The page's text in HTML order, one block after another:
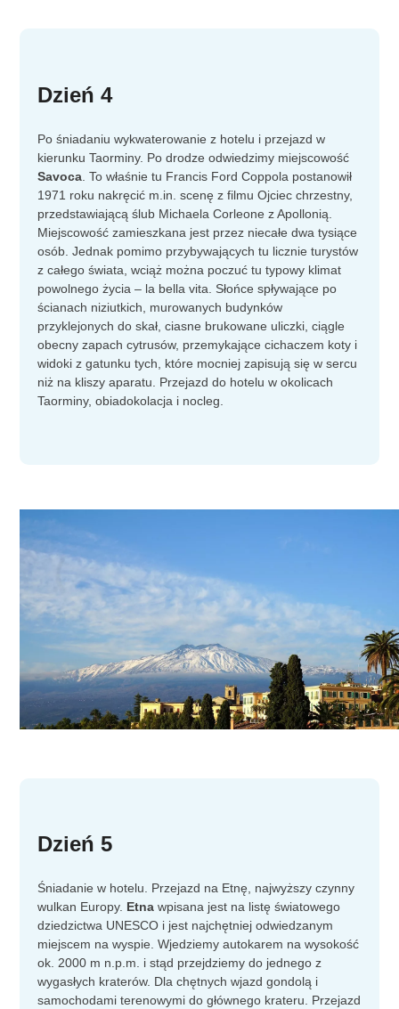
Dzień 4
Po śniadaniu wykwaterowanie z hotelu i przejazd w
kierunku Taorminy. Po drodze odwiedzimy miejscowość
Savoca . To właśnie tu Francis Ford Coppola postanowił
1971 roku nakręcić m.in. scenę z filmu Ojciec chrzestny,
przedstawiającą ślub Michaela Corleone z Apollonią.
Miejscowość zamieszkana jest przez niecałe dwa tysiące
osób. Jednak pomimo przybywających tu licznie turystów
z całego świata, wciąż można poczuć tu typowy klimat
powolnego życia – la bella vita. Słońce spływające po
ścianach niziutkich, murowanych budynków
przyklejonych do skał, ciasne brukowane uliczki, ciągle
obecny zapach cytrusów, przemykające cichaczem koty i
widoki z gatunku tych, które mocniej zapisują się w sercu
niż na kliszy aparatu. Przejazd do hotelu w okolicach
Taorminy, obiadokolacja i nocleg.
Dzień 5
Śniadanie w hotelu. Przejazd na Etnę, najwyższy czynny
wulkan Europy. Etna wpisana jest na listę światowego
dziedzictwa UNESCO i jest najchętniej odwiedzanym
miejscem na wyspie. Wjedziemy autokarem na wysokość
ok. 2000 m n.p.m. i stąd przejdziemy do jednego z
wygasłych kraterów. Dla chętnych wjazd gondolą i
samochodami terenowymi do głównego krateru. Przejazd